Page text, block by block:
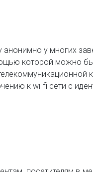
анонимно у многих
которой можно
к wi-fi сети с